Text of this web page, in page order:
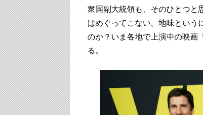
衆国副大統領も、そのひとつと
はめぐってこない。地味という
のか？いま各地で上演中の映画
る。